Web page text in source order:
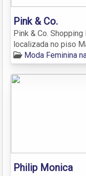
Pink & Co.
Pink & Co.
localizada no piso
Moda Feminina
Philip Monica